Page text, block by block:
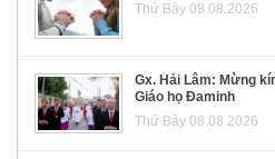
Thứ Bảy 08.08.2026
Gx. Hải Lâm: Mừng
Giáo họ Đaminh
Thứ Bảy 08.08.2026